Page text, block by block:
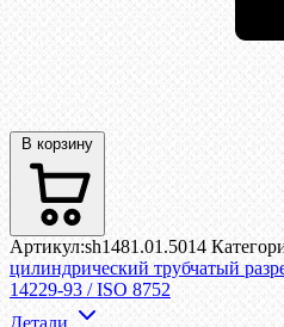
В корзину
Артикул:sh1481.01.5014
цилиндрический трубчатый
14229-93 / ISO 8752